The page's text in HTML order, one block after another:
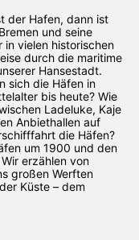
der Hafen, dann ist
und seine
in vielen historischen
durch die maritime
Hansestadt.
sich die Häfen in
bis heute? Wie
Ladeluke, Kaje
Anbiethallen auf
die Häfen?
um 1900 und den
erzählen von
großen Werften
Küste – dem